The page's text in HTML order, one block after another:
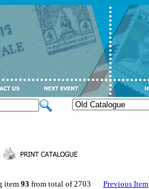
item93 from total of 2703 Previous Item